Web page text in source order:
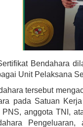
Bendahara
Unit Pelaksana
tersebut
pada Satuan
anggota TNI,